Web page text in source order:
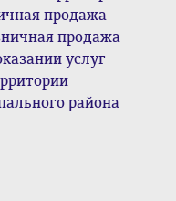
продажа
продажа
услуг
района